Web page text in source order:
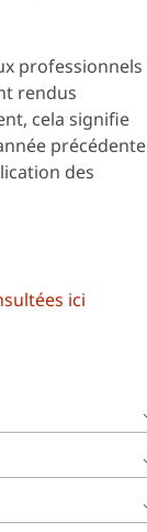
professionnels
rendus
cela signifie
précédente
des
ici